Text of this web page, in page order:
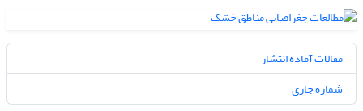
مقالات آماده انتشار
شماره جاری